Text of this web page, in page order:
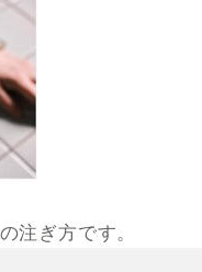
注ぎ方です。